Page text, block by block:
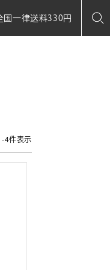
国一律送料330円
-4件表示